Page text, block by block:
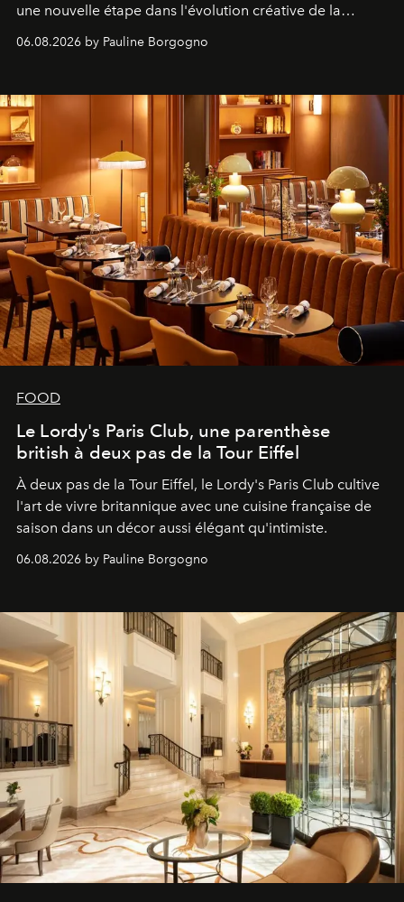
une nouvelle étape dans l'évolution créative de la
06.08.2026 by Pauline Borgogno
FOOD
Le Lordy's Paris Club, une parenthèse
british à deux pas de la Tour Eiffel
À deux pas de la Tour Eiffel, le Lordy's Paris Club cultive
l'art de vivre britannique avec une cuisine française de
saison dans un décor aussi élégant qu'intimiste.
06.08.2026 by Pauline Borgogno